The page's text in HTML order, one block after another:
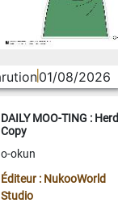
01/08/2026
DAILY MOO-TING : Herd
Copy
o-okun
Éditeur : NukooWorld
Studio